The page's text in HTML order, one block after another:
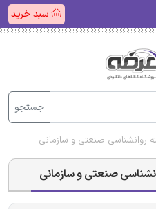
سبد خرید
جستجو
روانشناسی صنعتی و سازمانی
صنعتی و سازمانی